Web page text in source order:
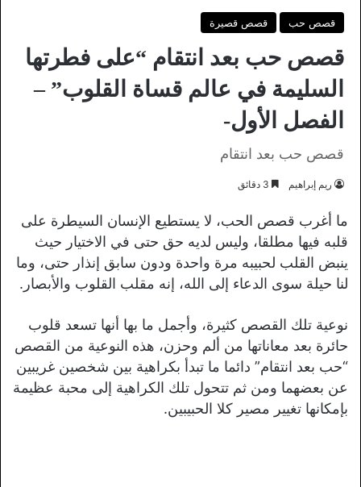
قصص حب قصص قصيرة
قصص حب بعد انتقام “على فطرتها
السليمة في عالم قساة القلوب” –
الفصل الأول-
قصص حب بعد انتقام
ريم إبراهيم
ما أغرب قصص الحب، لا يستطيع الإنسان السيطرة على
قلبه فيها مطلقا، وليس لديه حق حتى في الاختيار حيث
ينبض القلب لحبيبه مرة واحدة ودون سابق إنذار حتى، وما
لنا حيلة سوى الدعاء إلى الله، إنه مقلب القلوب والأبصار.
نوعية تلك القصص كثيرة، وأجمل ما بها أنها تسعد قلوب
حائرة بعد معاناتها من ألم وحزن، هذه النوعية من القصص
“حب بعد انتقام” دائما ما تبدأ بكراهية بين شخصين غريبين
عن بعضهما ومن ثم تتحول تلك الكراهية إلى محبة عظيمة
بإمكانها تغيير مصير كلا الحبيبين.